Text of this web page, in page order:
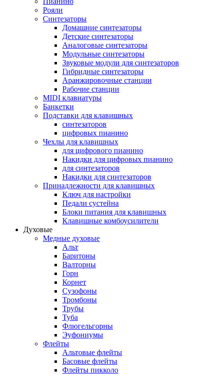
Рояли
Синтезаторы
Домашние синтезаторы
Детские синтезаторы
Аналоговые синтезаторы
Модульные синтезаторы
Звуковые модули для синтезаторов
Гибридные синтезаторы
Аранжировочные станции
Рабочие станции
MIDI клавиатуры
Банкетки
Подставки для клавишных
синтезаторов
цифровых пианино
Чехлы для клавишных
для цифрового пианино
Накидки для цифровых пианино
для синтезаторов
Накидки для синтезаторов
Принадлежности для клавишных
Ключ для настройки
Педали сустейна
Блоки питания для клавишных
Клавишные комбоусилители
Духовые
Медные духовые
Альт
Баритоны
Валторны
Горн
Корнет
Сузофоны
Тромбоны
Трубы
Туба
Флюгельгорны
Эуфониумы
Флейты
Альтовые флейты
Басовые флейты
Флейты пикколо